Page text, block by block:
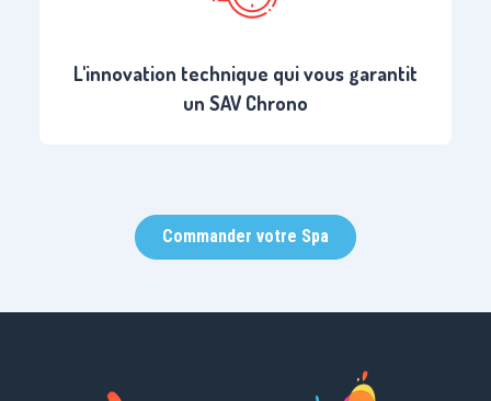
L'innovation technique qui vous garantit
un SAV Chrono
Commander votre Spa